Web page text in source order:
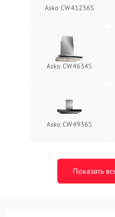
Asko CW41236S
Asko CW4634S
Asko CW4936S
Показать